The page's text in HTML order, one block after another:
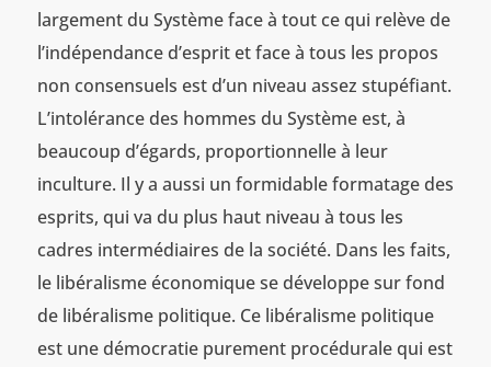
largement du Système face à tout ce qui relève de
l’indépendance d’esprit et face à tous les propos
non consensuels est d’un niveau assez stupéfiant.
L’intolérance des hommes du Système est, à
beaucoup d’égards, proportionnelle à leur
inculture. Il y a aussi un formidable formatage des
esprits, qui va du plus haut niveau à tous les
cadres intermédiaires de la société. Dans les faits,
le libéralisme économique se développe sur fond
de libéralisme politique. Ce libéralisme politique
est une démocratie purement procédurale qui est